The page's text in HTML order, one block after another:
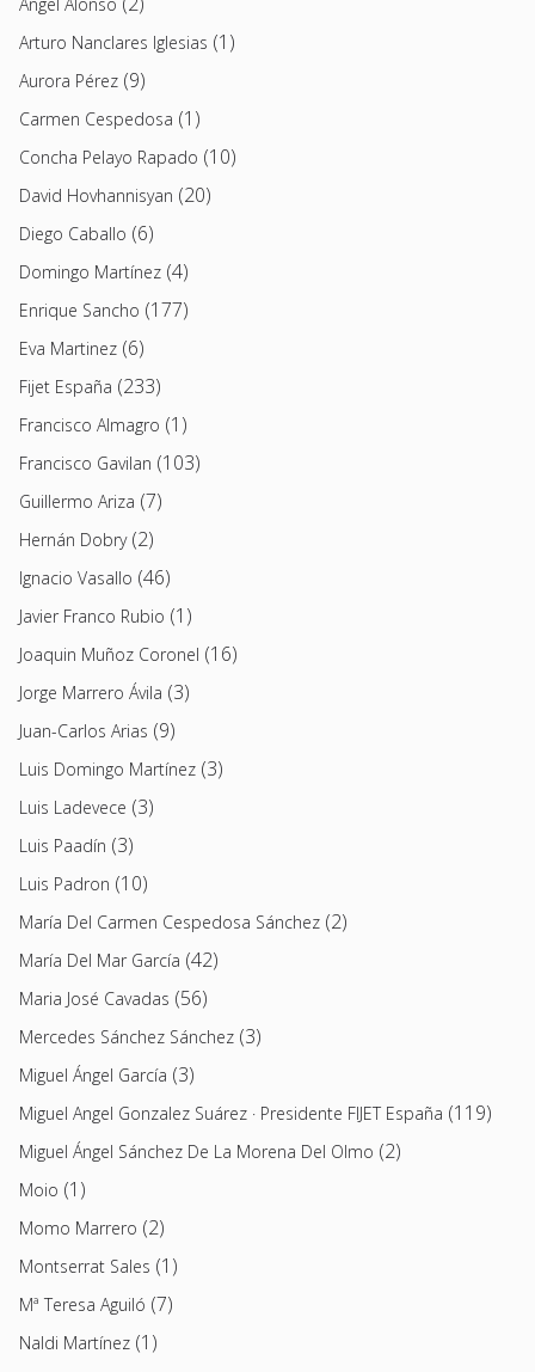
Arturo Nanclares Iglesias (1)
Aurora Pérez (9)
Carmen Cespedosa (1)
Concha Pelayo Rapado (10)
David Hovhannisyan (20)
Diego Caballo (6)
Domingo Martínez (4)
Enrique Sancho (177)
Eva Martinez (6)
Fijet España (233)
Francisco Almagro (1)
Francisco Gavilan (103)
Guillermo Ariza (7)
Hernán Dobry(2)
Ignacio Vasallo (46)
Javier Franco Rubio (1)
Joaquin Muñoz Coronel (16)
Jorge Marrero Ávila (3)
Juan-Carlos Arias (9)
Luis Domingo Martínez (3)
Luis Ladevece (3)
Luis Paadín (3)
Luis Padron (10)
María Del Carmen Cespedosa Sánchez (2)
María Del Mar García (42)
Maria José Cavadas (56)
Mercedes Sánchez Sánchez (3)
Miguel Ángel García (3)
Miguel Angel Gonzalez Suárez · Presidente FIJET España (119)
Miguel Ángel Sánchez De La Morena Del Olmo (2)
Moio (1)
Momo Marrero (2)
Montserrat Sales (1)
Mª Teresa Aguiló (7)
Naldi Martínez (1)